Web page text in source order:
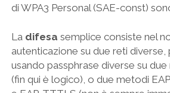
di WPA3 Personal (SAE-const)
La difesa semplice consiste nel
autenticazione su due reti diverse,
usando passphrase diverse su due
(fin qui è logico), o due metodi